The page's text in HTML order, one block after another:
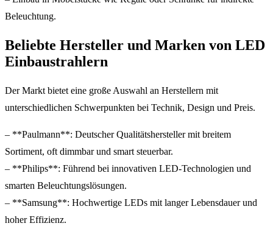
Beleuchtung.
Beliebte Hersteller und Marken von LED
Einbaustrahlern
Der Markt bietet eine große Auswahl an Herstellern mit
unterschiedlichen Schwerpunkten bei Technik, Design und Preis.
– **Paulmann**: Deutscher Qualitätshersteller mit breitem
Sortiment, oft dimmbar und smart steuerbar.
– **Philips**: Führend bei innovativen LED-Technologien und
smarten Beleuchtungslösungen.
– **Samsung**: Hochwertige LEDs mit langer Lebensdauer und
hoher Effizienz.